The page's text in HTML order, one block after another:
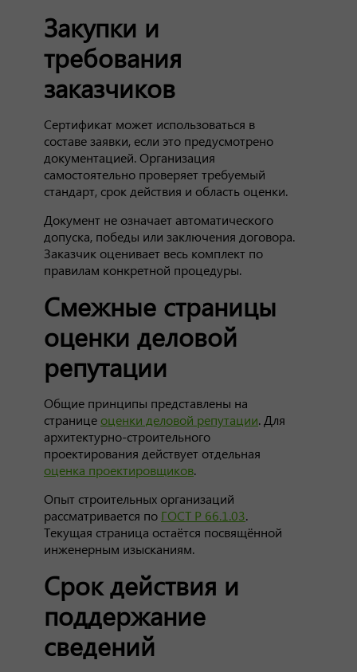
Закупки и
требования
заказчиков
Сертификат может использоваться в
составе заявки, если это предусмотрено
документацией. Организация
самостоятельно проверяет требуемый
стандарт, срок действия и область оценки.
Документ не означает автоматического
допуска, победы или заключения договора.
Заказчик оценивает весь комплект по
правилам конкретной процедуры.
Смежные страницы
оценки деловой
репутации
Общие принципы представлены на
странице оценки деловой репутации. Для
архитектурно-строительного
проектирования действует отдельная
оценка проектировщиков.
Опыт строительных организаций
рассматривается по ГОСТ Р 66.1.03.
Текущая страница остаётся посвящённой
инженерным изысканиям.
Срок действия и
поддержание
сведений